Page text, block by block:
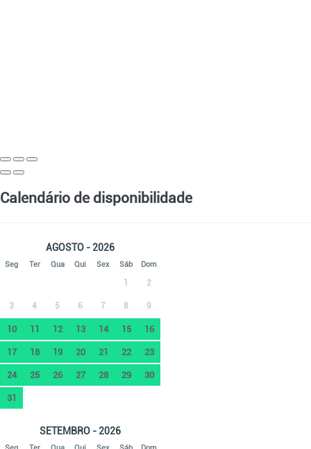
Calendário de disponibilidade
AGOSTO - 2026
Seg Ter Qua Qui Sex Sáb Dom
1 2
3 4 5 6 7 8 9
10 11 12 13 14 15 16
17 18 19 20 21 22 23
24 25 26 27 28 29 30
31
SETEMBRO - 2026